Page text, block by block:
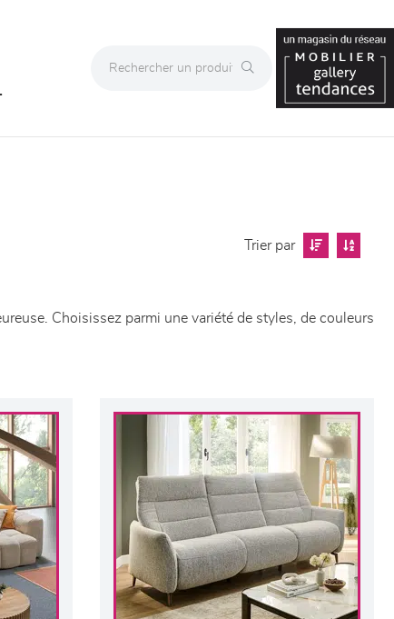
Trier par
Choisissez parmi une variété de styles, de couleurs